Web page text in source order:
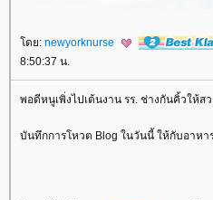
ดย: newyorknurse
8:50:37 น.
พอดีหนูเพิ่งไปเต้นงาน รร. ช่างกันคิ้วให้ส
บันทึกการโหวต Blog ในวันนี้ ให้กับอาหา